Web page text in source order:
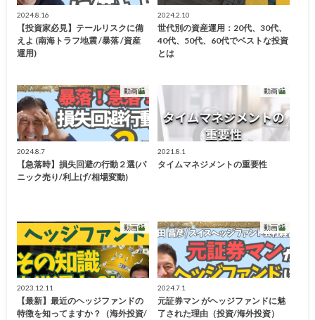
2024.8.16
【投資家必見】テールリスクに備
えよ (南海トラフ地震 /暴落 /資産
運用)
2024.2.10
世代別の資産運用：20代、30代、
40代、50代、60代でベストな投資
とは
動画
2024.8.7
【急落時】損失回避の行動２選(パ
ニック売り/利上げ/相場変動)
動画
2021.8.1
タイムマネジメントの重要性
動画
2023.12.11
【最新】最近のヘッジファンドの
特徴を知ってますか？（海外投資/
動画
2024.7.1
元証券マン がヘッジファンドに魅
了された理由（投資/海外投資）